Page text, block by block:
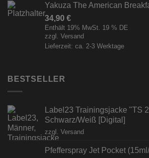
Yakuza The American
34,90 €
Enthält 19% MwSt. 19 % DE
zzgl. Versand
Lieferzeit: ca. 2-3 Werktage
BESTSELLER
Label23 Trainingsjacke "TS
Schwarz/Weiß [Digital]
zzgl. Versand
Pfefferspray Jet Pocket